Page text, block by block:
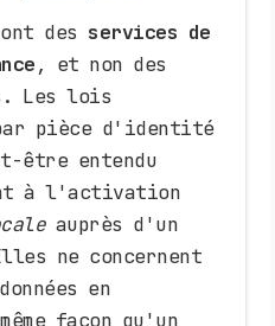
des services de
, et non des
Les lois
pièce d'identité
être entendu
à l'activation
auprès d'un
ne concernent
en
façon qu'un